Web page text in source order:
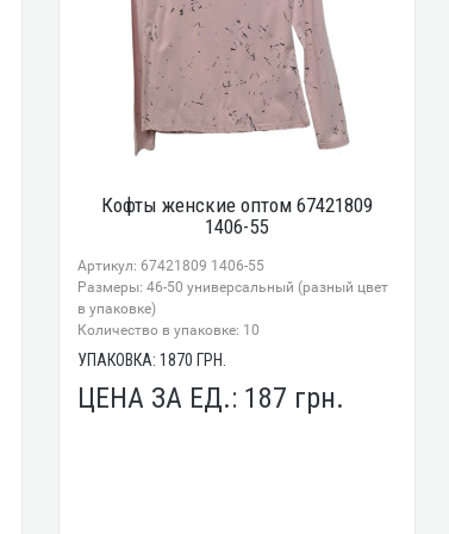
Кофты женские оптом 67421809
1406-55
Артикул: 67421809 1406-55
Размеры: 46-50 универсальный (разный цвет
в упаковке)
Количество в упаковке: 10
УПАКОВКА:1870 ГРН.
ЦЕНА ЗА ЕД.: 187 грн.